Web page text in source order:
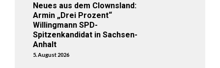
Neues aus dem Clownsland:
Armin „Drei Prozent“
Willingmann SPD-
Spitzenkandidat in Sachsen-
Anhalt
5. August 2026